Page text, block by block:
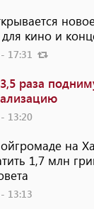
кино и
17:31
раза
13:20
на
1,7 млн
13:13